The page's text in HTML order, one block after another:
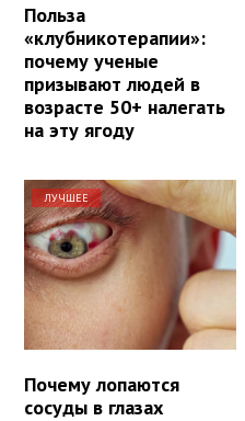
Польза
«клубникотерапии»:
почему ученые
призывают людей в
возрасте 50+ налегать
на эту ягоду
ЛУЧШЕЕ
Почему лопаются
сосуды в глазах